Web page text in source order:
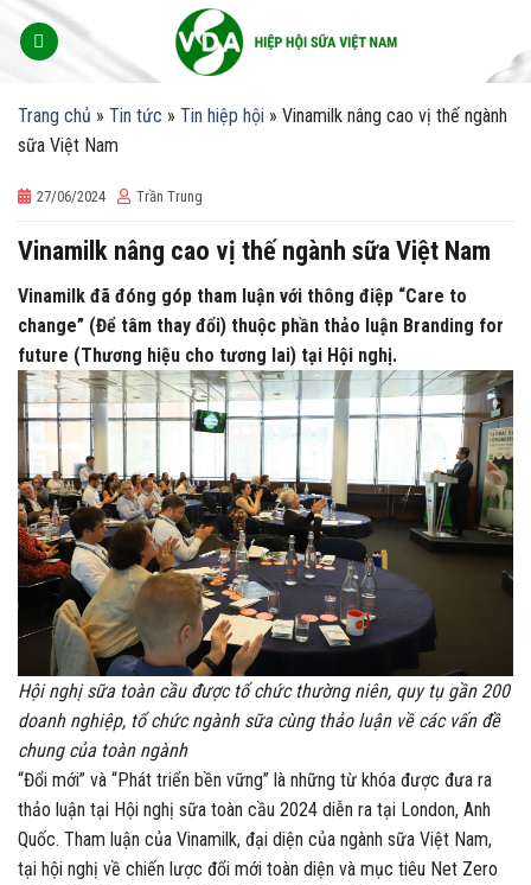
Trang chủ » Tin tức » Tin hiệp hội » Vinamilk nâng cao vị thế ngành
sữa Việt Nam
27/06/2024 Trần Trung
Vinamilk nâng cao vị thế ngành sữa Việt Nam
Vinamilk đã đóng góp tham luận với thông điệp “Care to
change” (Để tâm thay đổi) thuộc phần thảo luận Branding for
future (Thương hiệu cho tương lai) tại Hội nghị.
Hội nghị sữa toàn cầu được tổ chức thường niên, quy tụ gần 200
doanh nghiệp, tổ chức ngành sữa cùng thảo luận về các vấn đề
chung của toàn ngành
“Đổi mới” và “Phát triển bền vững” là những từ khóa được đưa ra
thảo luận tại Hội nghị sữa toàn cầu 2024 diễn ra tại London, Anh
Quốc. Tham luận của Vinamilk, đại diện của ngành sữa Việt Nam,
tại hội nghị về chiến lược đổi mới toàn diện và mục tiêu Net Zero